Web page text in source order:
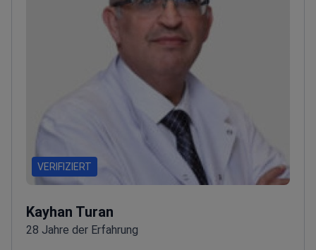
VERIFIZIERT
Kayhan Turan
28 Jahre der Erfahrung